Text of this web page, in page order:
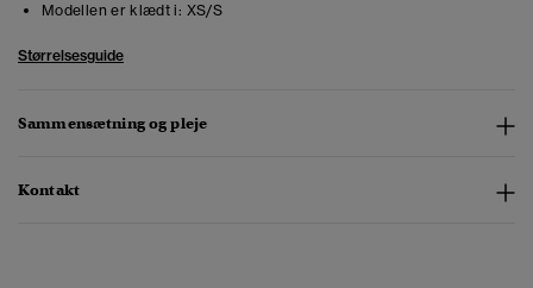
Modellen er klædt i: XS/S
Størrelsesguide
Sammensætning og pleje
Kontakt